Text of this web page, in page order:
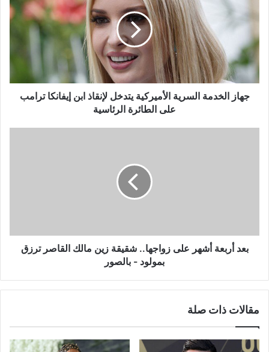
الأميركية
لإنقاذ
إيفانكا
ترامب
علىجهاز الخدمة السرية الأميركية يتدخل لإنقاذ ابن إيفانكا ترامب
على الطائرة الرئاسية
القاصر
ترزقبعد أربعة أشهر على زواجها.. شقيقة زين مالك القاصر ترزق
بمولود - بالصور
مقالات ذات صلة